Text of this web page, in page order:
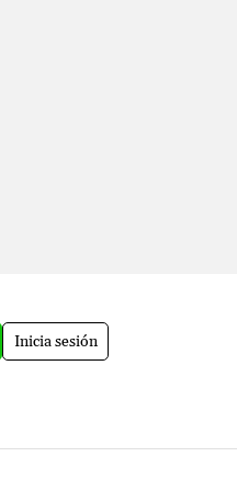
Inicia sesión